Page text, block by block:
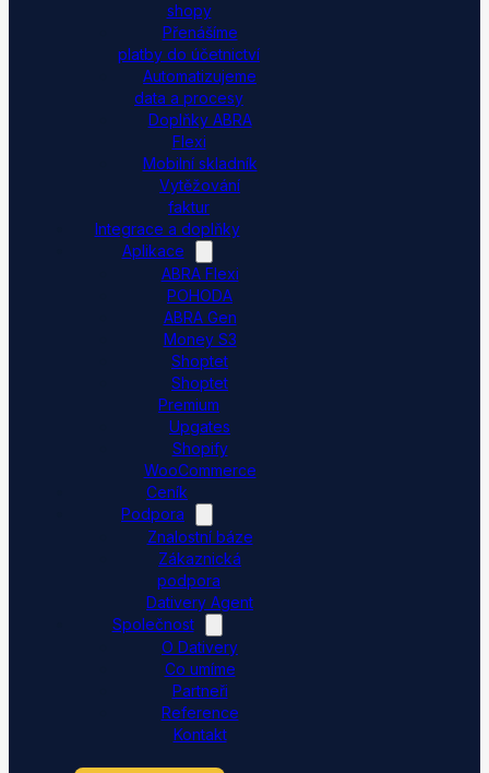
shopy
Přenášíme
platby do účetnictví
Automatizujeme
data a procesy
Doplňky ABRA
Flexi
Mobilní skladník
Vytěžování
faktur
Integrace a doplňky
Aplikace
ABRA Flexi
POHODA
ABRA Gen
Money S3
Shoptet
Shoptet
Premium
Upgates
Shopify
WooCommerce
Ceník
Podpora
Znalostní báze
Zákaznická
podpora
Dativery Agent
Společnost
O Dativery
Co umíme
Partneři
Reference
Kontakt